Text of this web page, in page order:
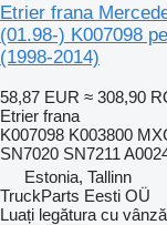
Etrier frana
(01.98-) K007098
(1998-2014)
58,87 EUR ≈ 308,90
Etrier frana
K007098 K003800
SN7020 SN7211
Estonia, Tallinn
TruckParts Eesti OÜ
Luați legătura cu